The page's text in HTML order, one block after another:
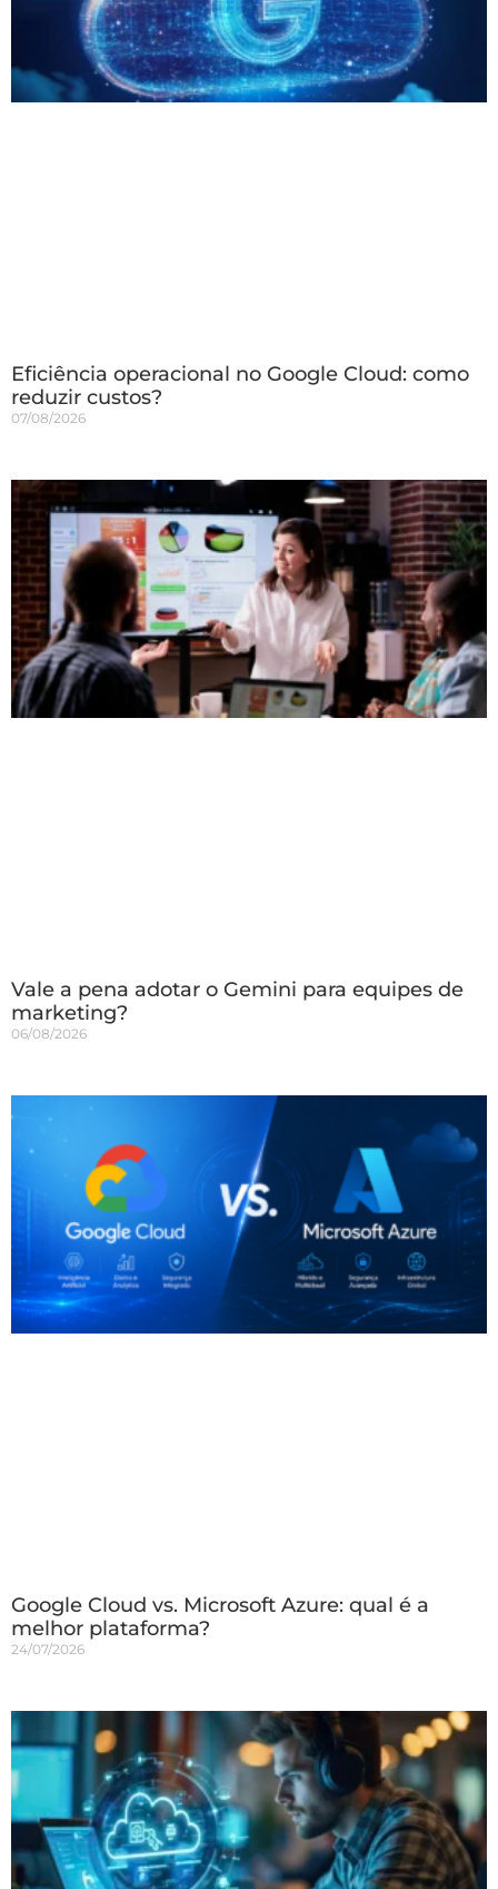
Eficiência operacional no Google Cloud: como
reduzir custos?
07/08/2026
Vale a pena adotar o Gemini para equipes de
marketing?
06/08/2026
Google Cloud vs. Microsoft Azure: qual é a
melhor plataforma?
24/07/2026